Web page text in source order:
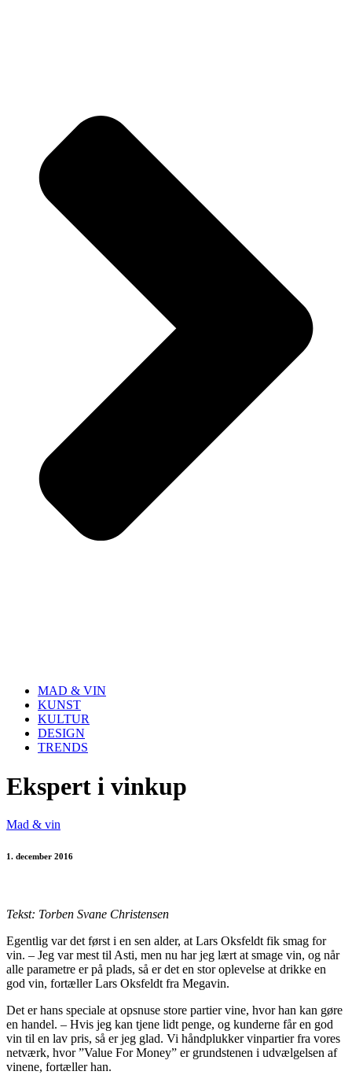
MAD & VIN
KUNST
KULTUR
DESIGN
TRENDS
Ekspert i vinkup
Mad & vin
1. december 2016
Tekst: Torben Svane Christensen
Egentlig var det først i en sen alder, at Lars Oksfeldt fik smag for
vin. – Jeg var mest til Asti, men nu har jeg lært at smage vin, og når
alle parametre er på plads, så er det en stor oplevelse at drikke en
god vin, fortæller Lars Oksfeldt fra Megavin.
Det er hans speciale at opsnuse store partier vine, hvor han kan gøre
en handel. – Hvis jeg kan tjene lidt penge, og kunderne får en god
vin til en lav pris, så er jeg glad. Vi håndplukker vinpartier fra vores
netværk, hvor ”Value For Money” er grundstenen i udvælgelsen af
vinene, fortæller han.